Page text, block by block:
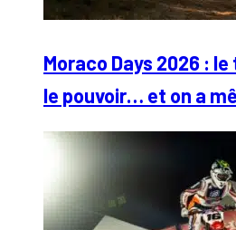
Moraco Days 2026 :
le pouvoir… et on a